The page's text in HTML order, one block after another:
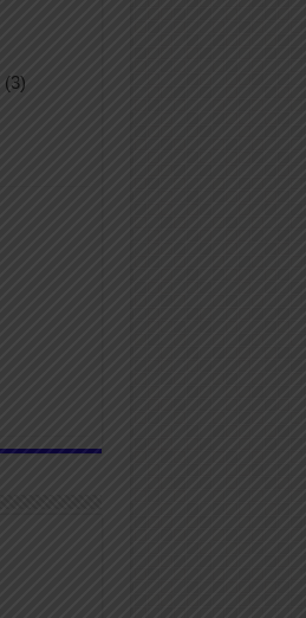
(3)